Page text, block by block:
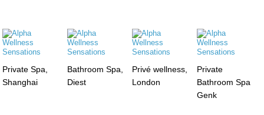
Private Spa,
Shanghai
Bathroom Spa,
Diest
Privé wellness,
London
Private
Bathroom Spa
Genk